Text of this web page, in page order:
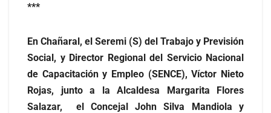
***
En Chañaral, el Seremi (S) del Trabajo y Previsión
Social, y Director Regional del Servicio Nacional
de Capacitación y Empleo (SENCE), Víctor Nieto
Rojas, junto a la Alcaldesa Margarita Flores
Salazar, el Concejal John Silva Mandiola y